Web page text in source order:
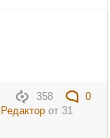
358
0
Редакторот 31